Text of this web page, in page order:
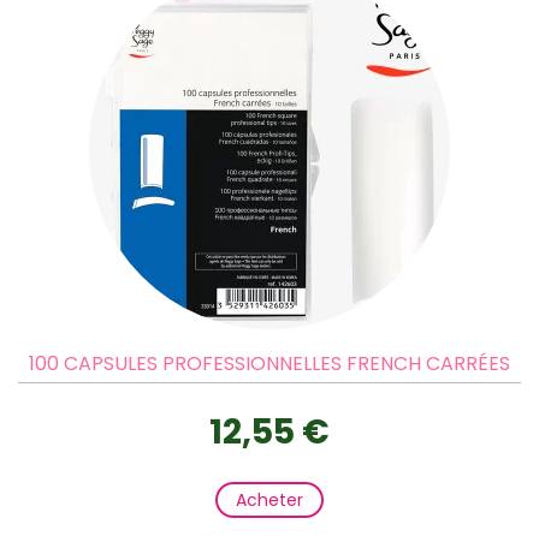
100 CAPSULES PROFESSIONNELLES FRENCH CARRÉES
12,55 €
Acheter